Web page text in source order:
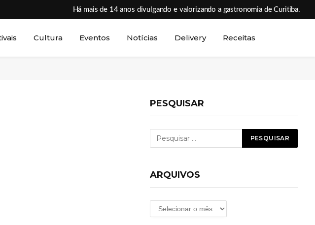
Há mais de 14 anos divulgando e valorizando a gastronomia de Curitiba.
Cultura Eventos Notícias Delivery Receitas
PESQUISAR
ARQUIVOS
Arquivos